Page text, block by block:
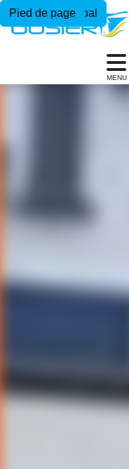
Menu principal
Contenu principal
Pied de page
MENU